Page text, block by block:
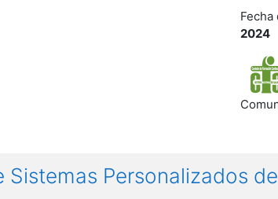
2024
Personalizados